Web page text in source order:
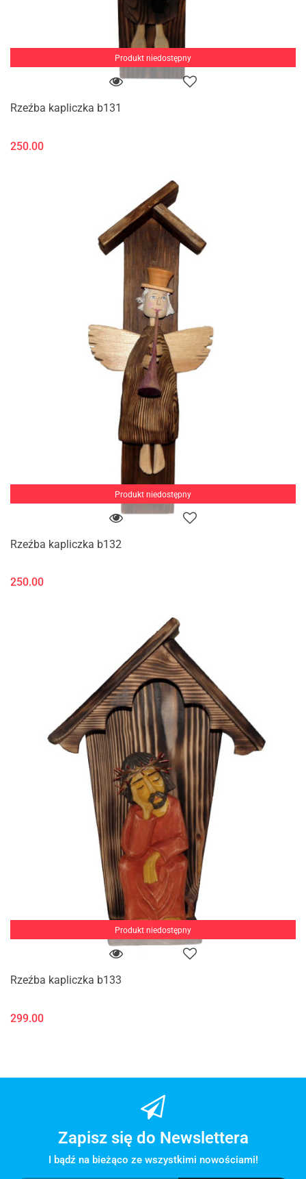
Produkt niedostępny
Rzeźba kapliczka b131
250.00
Produkt niedostępny
Rzeźba kapliczka b132
250.00
Produkt niedostępny
Rzeźba kapliczka b133
299.00
Zapisz się do Newslettera
I bądź na bieżąco ze wszystkimi nowościami!